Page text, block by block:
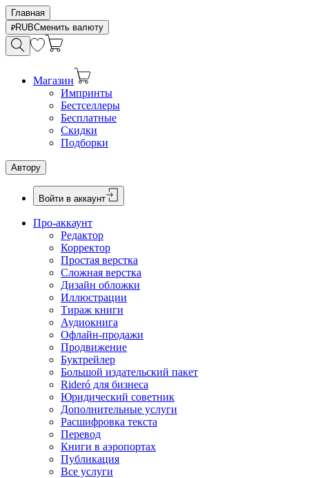
Главная
RUBСменить валюту
Магазин
Импринты
Бестселлеры
Бесплатные
Скидки
Подборки
Автору
Войти в аккаунт
Про-аккаунт
Редактор
Корректор
Простая верстка
Сложная верстка
Дизайн обложки
Иллюстрации
Тираж книги
Аудиокнига
Офлайн-продажи
Продвижение
Буктрейлер
Большой издательский пакет
Rideró для бизнеса
Юридический советник
Дополнительные услуги
Расшифровка текста
Перевод
Книги в аэропортах
Публикация
Все услуги